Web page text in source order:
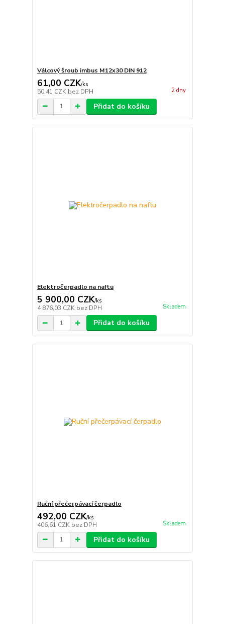
Válcový šroub imbus M12x30 DIN 912
61,00 CZK/ks
50,41 CZK bez DPH 2 dny
Přidat do košíku
Elektročerpadlo na naftu
5 900,00 CZK/ks
4 876,03 CZK bez DPH Skladem
Přidat do košíku
Ruční přečerpávací čerpadlo
492,00 CZK/ks
406,61 CZK bez DPH Skladem
Přidat do košíku